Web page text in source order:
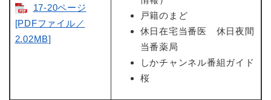
17-20ページ
[PDFファイル／
2.02MB]
戸籍のまど
休日在宅当番医 休日夜間
当番薬局
しかチャンネル番組ガイド
桜